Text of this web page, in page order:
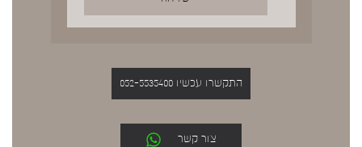
התקשרו עכשיו 052-5535400
צור קשר